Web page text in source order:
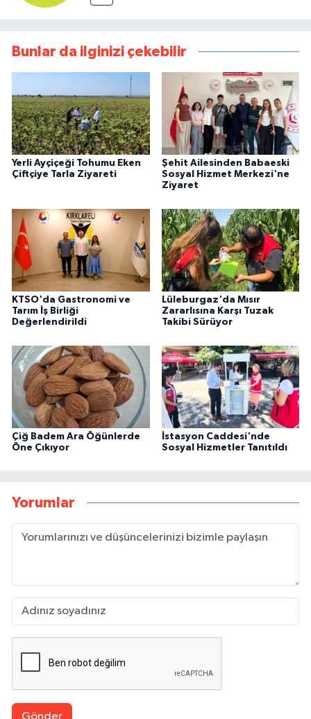
Bunlar da ilginizi çekebilir
Yerli Ayçiçeği Tohumu Eken
Çiftçiye Tarla Ziyareti
Şehit Ailesinden Babaeski
Sosyal Hizmet Merkezi'ne
Ziyaret
KTSO'da Gastronomi ve
Tarım İş Birliği
Değerlendirildi
Lüleburgaz'da Mısır
Zararlısına Karşı Tuzak
Takibi Sürüyor
Çiğ Badem Ara Öğünlerde
Öne Çıkıyor
İstasyon Caddesi'nde
Sosyal Hizmetler Tanıtıldı
Yorumlar